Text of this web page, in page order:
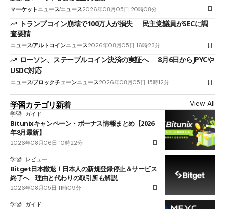
マーケットニュースニュース2026年08月05日 20時08分
トランプコイン崩壊で100万人が損失──民主党議員がSECに調
査要請
ニュースアルトコインニュース2026年08月05日 16時23分
ローソン、ステーブルコイン決済の実証へ──8月6日からJPYCや
USDC対応
ニュースブロックチェーンニュース2026年08月05日 15時12分
学習カテゴリ新着 View All
学習 ガイド
Bitunixキャンペーン・ボーナス情報まとめ【2026
年8月最新】
2026年08月06日 10時22分
学習 レビュー
Bitget日本撤退！日本人の新規登録停止＆サービス
終了へ 理由と代わりの取引所も解説
2026年08月05日 11時09分
学習 ガイド